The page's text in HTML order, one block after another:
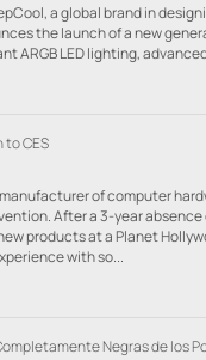
a global brand in
the launch of a new
ARGB LED lighting,
CES
of computer
After a 3-year
products at a Planet
with so...
Negras de los